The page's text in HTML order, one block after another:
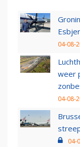
04-08-
weer
04-08-
04-